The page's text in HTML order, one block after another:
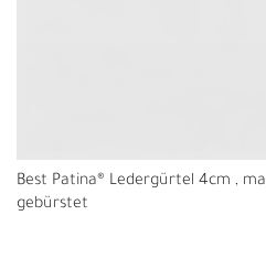
Best Patina® Ledergürtel 4cm ,
gebürstet